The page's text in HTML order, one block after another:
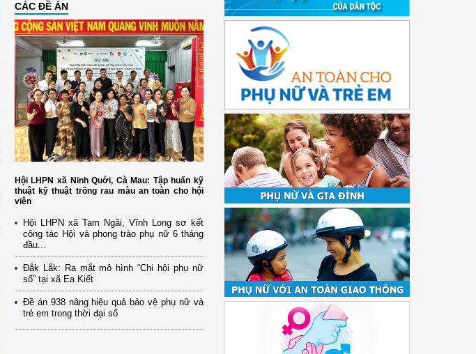
CÁC ĐỀ ÁN
Hội LHPN xã Ninh Quới, Cà Mau: Tập huấn kỹ
thuật kỹ thuật trồng rau màu an toàn cho hội
viên
Hội LHPN xã Tam Ngãi, Vĩnh Long sơ kết
công tác Hội và phong trào phụ nữ 6 tháng
đầu...
Đắk Lắk: Ra mắt mô hình “Chi hội phụ nữ
số” tại xã Ea Kiết
Đề án 938 nâng hiệu quả bảo vệ phụ nữ và
trẻ em trong thời đại số